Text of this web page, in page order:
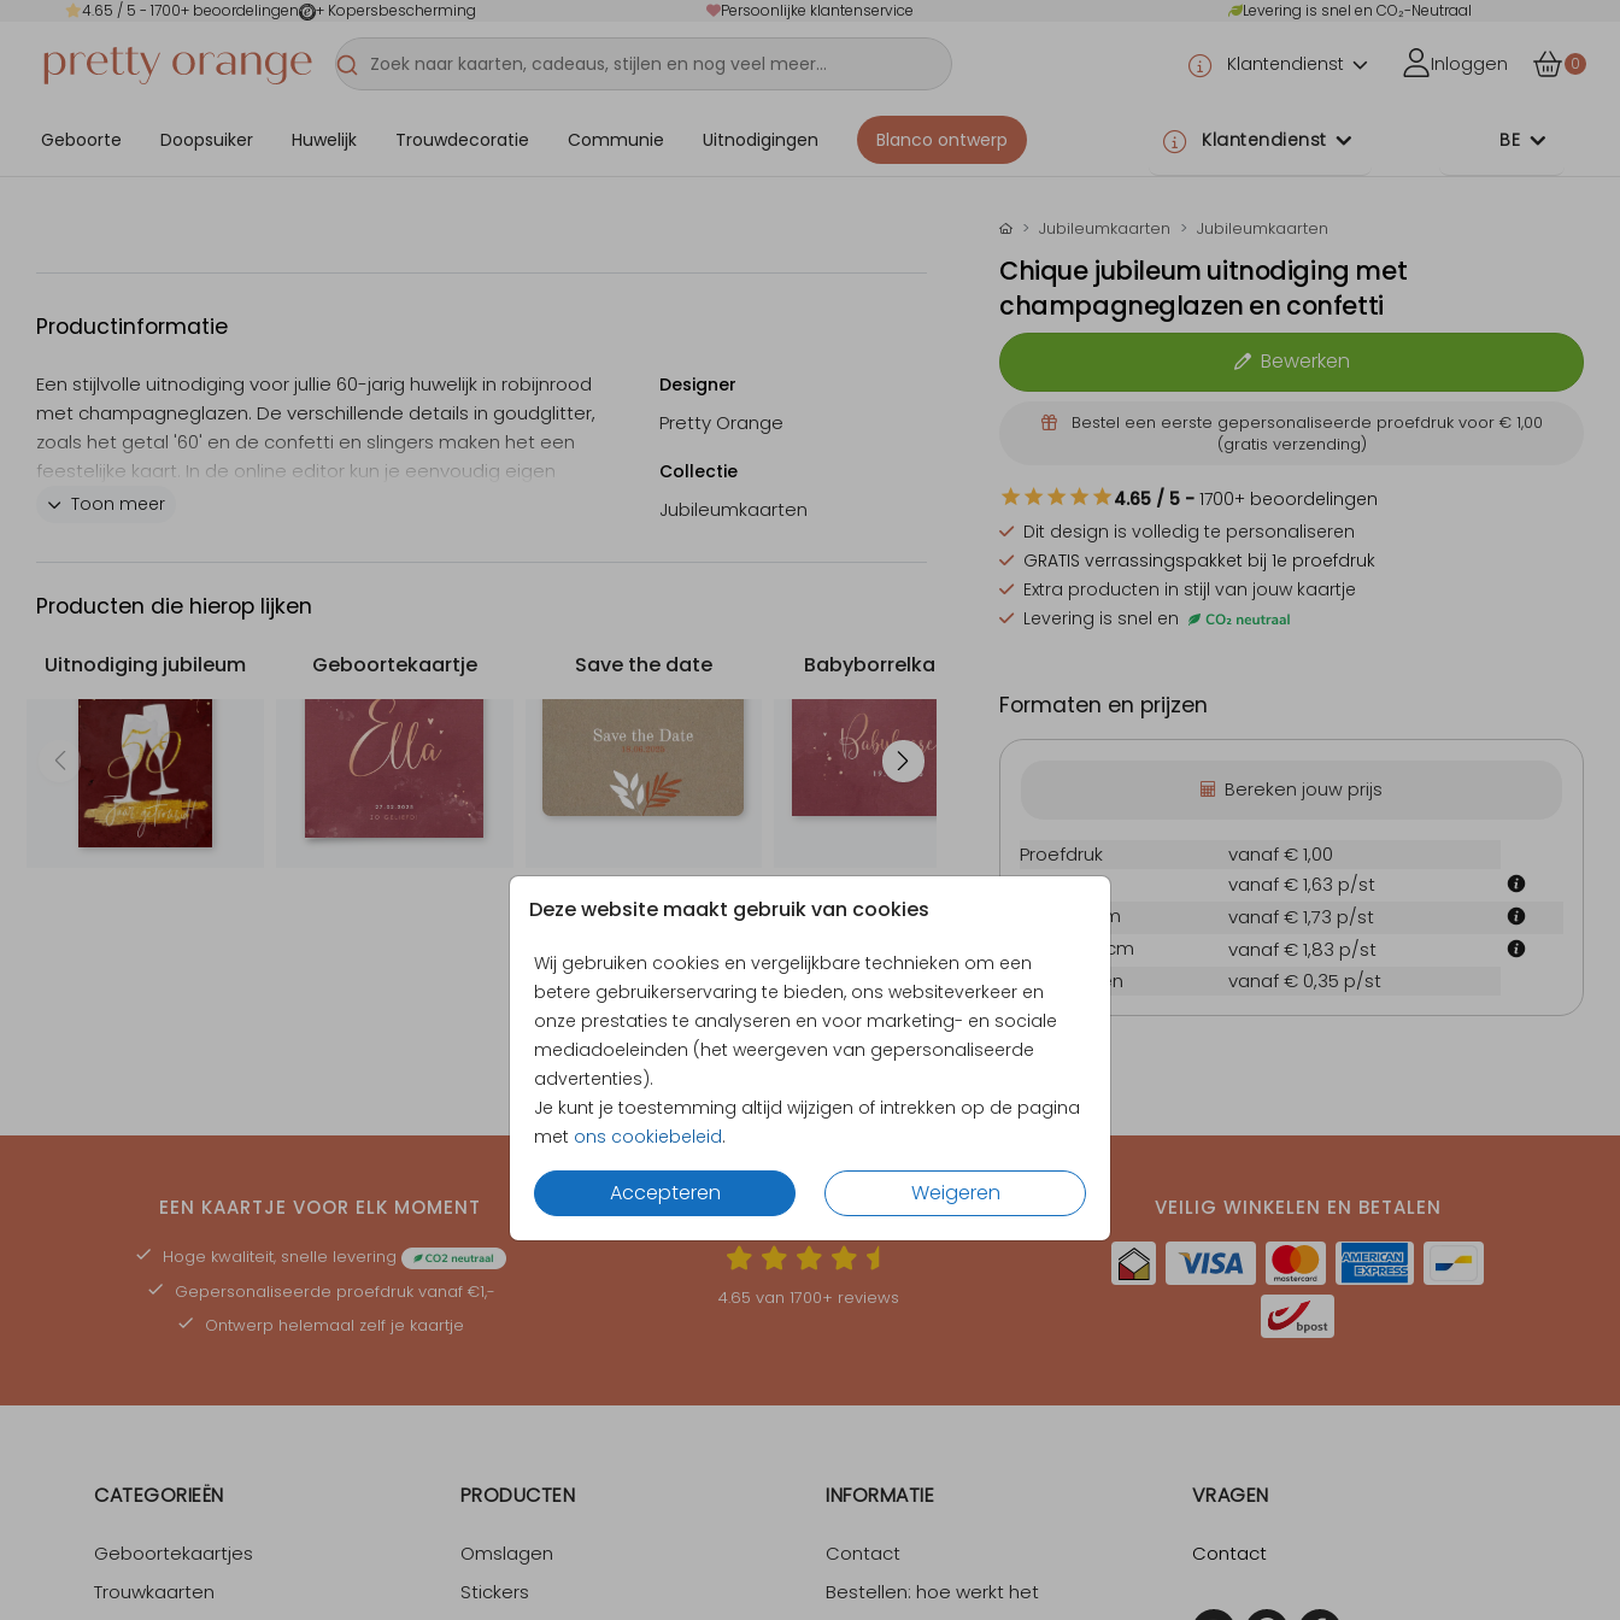
4.65 / 5 - 1700+ beoordelingen + Kopersbescherming Persoonlijke klantenservice Levering is snel en CO₂-Neutraal
Klantendienst Inloggen 0
Geboorte Doopsuiker Huwelijk Trouwdecoratie Communie Uitnodigingen Blanco ontwerp Klantendienst BE
Deze website maakt gebruik van cookies
Wij gebruiken cookies en vergelijkbare technieken om een
betere gebruikerservaring te bieden, ons websiteverkeer en
onze prestaties te analyseren en voor marketing- en sociale
mediadoeleinden (het weergeven van gepersonaliseerde
advertenties).
Je kunt je toestemming altijd wijzigen of intrekken op de pagina
met ons cookiebeleid.
Accepteren Weigeren
Productinformatie
Een stijlvolle uitnodiging voor jullie 60-jarig huwelijk in robijnrood
met champagneglazen. De verschillende details in goudglitter,
zoals het getal '60' en de confetti en slingers maken het een
feestelijke kaart. In de online editor kun je eenvoudig eigen
tekst toevoegen en lettertypes kiezen.
Toon meer
Designer
Pretty Orange
Collectie
Jubileumkaarten
Producten die hierop lijken
Uitnodiging jubileum Geboortekaartje Save the date Babyborrelkaartje
Jubileumkaarten Jubileumkaarten
Chique jubileum uitnodiging met
champagneglazen en confetti
Bewerken
Bestel een eerste gepersonaliseerde proefdruk voor € 1,00
(gratis verzending)
4.65 / 5 - 1700+ beoordelingen
Dit design is volledig te personaliseren
GRATIS verrassingspakket bij 1e proefdruk
Extra producten in stijl van jouw kaartje
Levering is snel en
Formaten en prijzen
Bereken jouw prijs
Proefdruk
vanaf € 1,00
10 × 15 cm
vanaf € 1,63 p/st
11.4 × 17.1 cm
vanaf € 1,73 p/st
14.4 × 21.6 cm
vanaf € 1,83 p/st
Enveloppen
vanaf € 0,35 p/st
EEN KAARTJE VOOR ELK MOMENT
Hoge kwaliteit, snelle levering
Gepersonaliseerde proefdrukvanaf €1,-
Ontwerp helemaal zelf je kaartje
KLANTEN BEOORDELEN ONS MET EEN4.65
4.65 van 1700+ reviews
VEILIG WINKELEN EN BETALEN
CATEGORIEËN
Geboortekaartjes
Trouwkaarten
PRODUCTEN
Omslagen
Stickers
INFORMATIE
Contact
Bestellen: hoe werkt het
VRAGEN
Contact